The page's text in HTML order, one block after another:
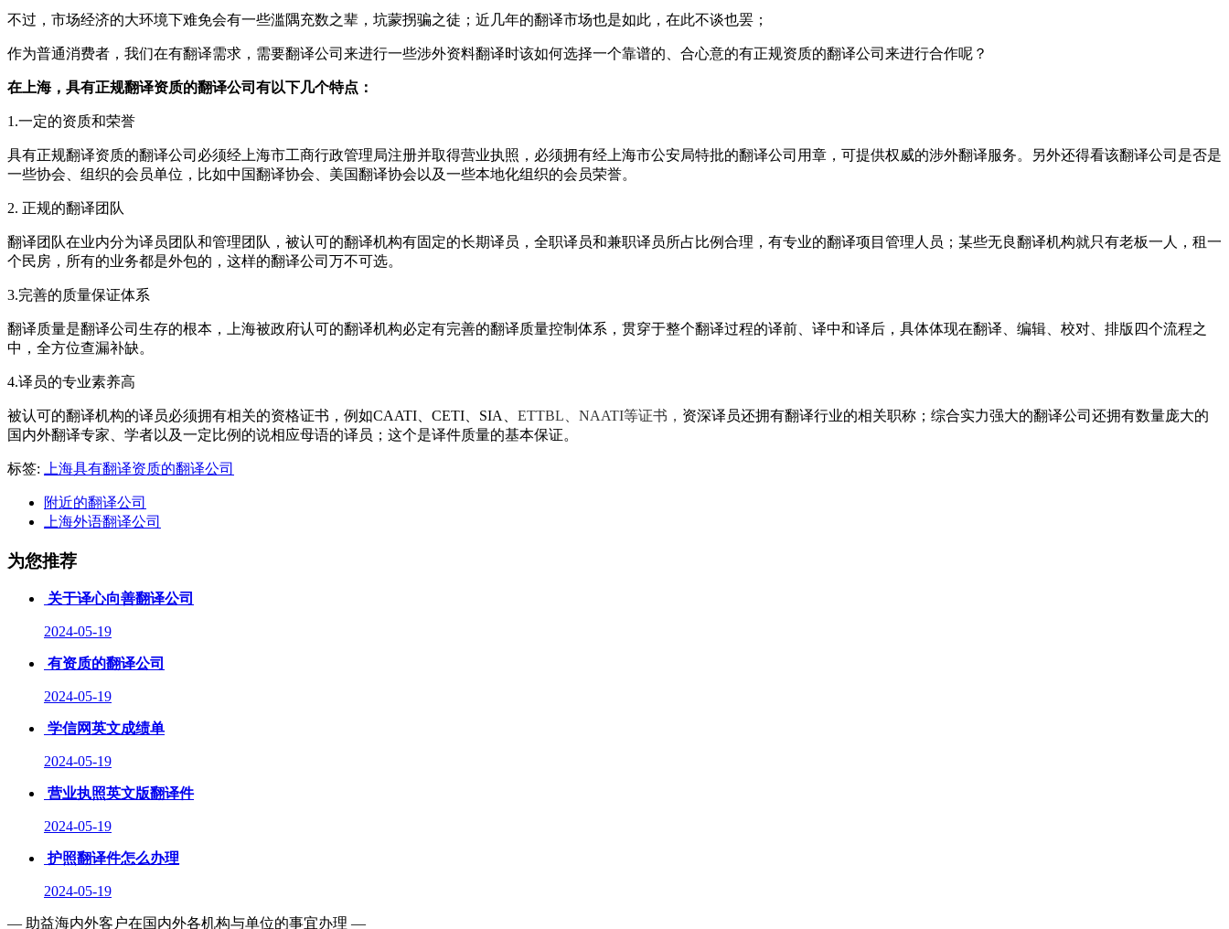
不过，市场经济的大环境下难免会有一些滥隅充数之辈，坑蒙拐骗之徒；近几年的翻译市场也是如此，在此不谈也罢；
作为普通消费者，我们在有翻译需求，需要翻译公司来进行一些涉外资料翻译时该如何选择一个靠谱的、合心意的有正规资质的翻译公司来进行合作呢？
在上海，具有正规翻译资质的翻译公司有以下几个特点：
1.一定的资质和荣誉
具有正规翻译资质的翻译公司必须经上海市工商行政管理局注册并取得营业执照，必须拥有经上海市公安局特批的翻译公司用章，可提供权威的涉外翻译服务。另外还得看该翻译公司是否是
一些协会、组织的会员单位，比如中国翻译协会、美国翻译协会以及一些本地化组织的会员荣誉。
2. 正规的翻译团队
翻译团队在业内分为译员团队和管理团队，被认可的翻译机构有固定的长期译员，全职译员和兼职译员所占比例合理，有专业的翻译项目管理人员；某些无良翻译机构就只有老板一人，租一
个民房，所有的业务都是外包的，这样的翻译公司万不可选。
3.完善的质量保证体系
翻译质量是翻译公司生存的根本，上海被政府认可的翻译机构必定有完善的翻译质量控制体系，贯穿于整个翻译过程的译前、译中和译后，具体体现在翻译、编辑、校对、排版四个流程之
中，全方位查漏补缺。
4.译员的专业素养高
被认可的翻译机构的译员必须拥有相关的资格证书，例如CAATI、CETI、SIA、 ETTBL 、NAATI等证书， 资深译员还拥有翻译行业的相关职称；综合实力强大的翻译公司还拥有数量庞大的
国内外翻译专家、学者以及一定比例的说相应母语的译员；这个是译件质量的基本保证。
标签: 上海具有翻译资质的翻译公司
附近的翻译公司
上海外语翻译公司
为您推荐
关于译心向善翻译公司
2024-05-19
有资质的翻译公司
2024-05-19
学信网英文成绩单
2024-05-19
营业执照英文版翻译件
2024-05-19
护照翻译件怎么办理
2024-05-19
— 助益海内外客户在国内外各机构与单位的事宜办理 —